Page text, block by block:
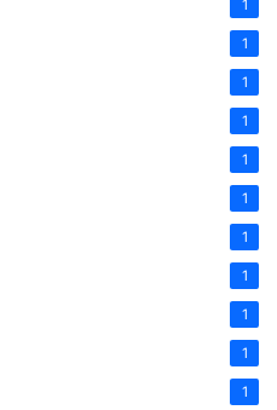
1
1
1
1
1
1
1
1
1
1
1